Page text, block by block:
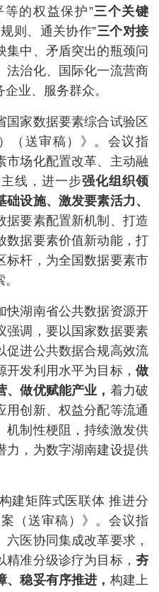
的权益保护”三个关键
则、通关协作”三个对接
集中、矛盾突出的瓶颈问
法治化、国际化一流营商
业、服务群众。
家数据要素综合试验区
（送审稿）》。会议指
市场化配置改革、主动融
线，进一步强化组织领
设施、激发要素活力、
据要素配置新机制、打造
数据要素价值新动能，打
标杆，为全国数据要素市
湖南省公共数据资源开
强调，要以国家数据要素
促进公共数据合规高效流
发利用水平为目标， 做
做优赋能产业， 着力破
用创新、权益分配等流通
机制性梗阻，持续激发供
力，为数字湖南建设提供
矩阵式医联体 推进分
（送审稿）》。会议指
医协同集成改革要求，
准分级诊疗为目标， 夯
稳妥有序推进， 构建上